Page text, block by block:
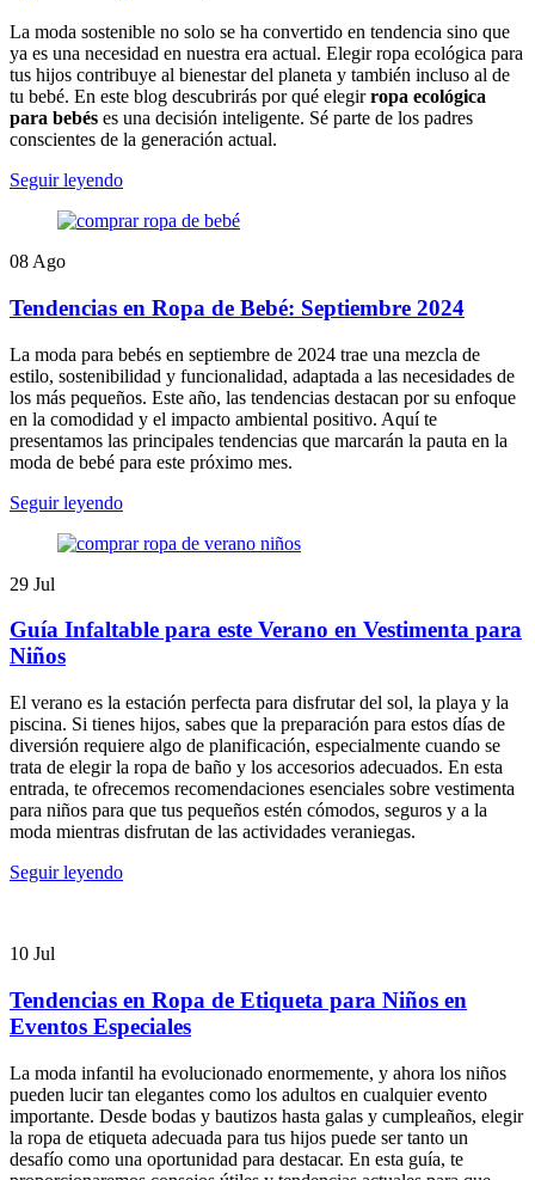
La moda sostenible no solo se ha convertido en tendencia sino que
ya es una necesidad en nuestra era actual. Elegir ropa ecológica para
tus hijos contribuye al bienestar del planeta y también incluso al de
tu bebé. En este blog descubrirás por qué elegirropa ecológica
para bebés es una decisión inteligente. Sé parte de los padres
conscientes de la generación actual.
Seguir leyendo
08 Ago
Tendencias en Ropa de Bebé: Septiembre 2024
La moda para bebés en septiembre de 2024 trae una mezcla de
estilo, sostenibilidad y funcionalidad, adaptada a las necesidades de
los más pequeños. Este año, las tendencias destacan por su enfoque
en la comodidad y el impacto ambiental positivo. Aquí te
presentamos las principales tendencias que marcarán la pauta en la
moda de bebé para este próximo mes.
Seguir leyendo
29 Jul
Guía Infaltable para este Verano en Vestimenta para
Niños
El verano es la estación perfecta para disfrutar del sol, la playa y la
piscina. Si tienes hijos, sabes que la preparación para estos días de
diversión requiere algo de planificación, especialmente cuando se
trata de elegir la ropa de baño y los accesorios adecuados. En esta
entrada, te ofrecemos recomendaciones esenciales sobre vestimenta
para niños para que tus pequeños estén cómodos, seguros y a la
moda mientras disfrutan de las actividades veraniegas.
Seguir leyendo
10 Jul
Tendencias en Ropa de Etiqueta para Niños en
Eventos Especiales
La moda infantil ha evolucionado enormemente, y ahora los niños
pueden lucir tan elegantes como los adultos en cualquier evento
importante. Desde bodas y bautizos hasta galas y cumpleaños, elegir
la ropa de etiqueta adecuada para tus hijos puede ser tanto un
desafío como una oportunidad para destacar. En esta guía, te